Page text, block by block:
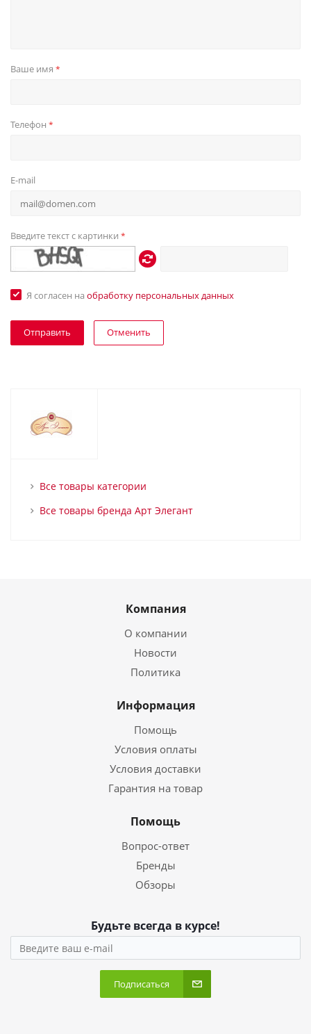
Ваше имя *
Телефон *
E-mail
Введите текст с картинки *
Я согласен на обработку персональных данных
Отменить
Все товары категории
Все товары бренда Арт Элегант
Компания
О компании
Новости
Политика
Информация
Помощь
Условия оплаты
Условия доставки
Гарантия на товар
Помощь
Вопрос-ответ
Бренды
Обзоры
Будьте всегда в курсе!
Подписаться